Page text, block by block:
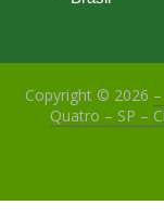
Copyright © 2026
Quatro – SP –